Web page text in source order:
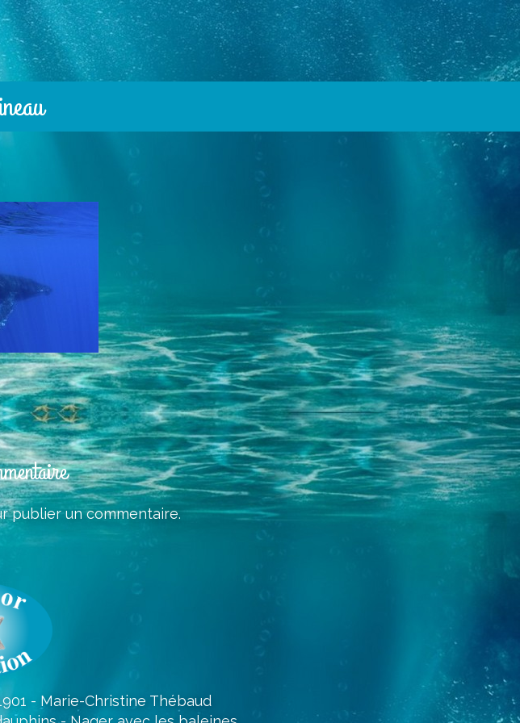
publier un commentaire.
- Marie-Christine Thébaud